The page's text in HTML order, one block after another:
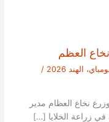
العظم
الهند 2026
/
نخاع العظام مدير